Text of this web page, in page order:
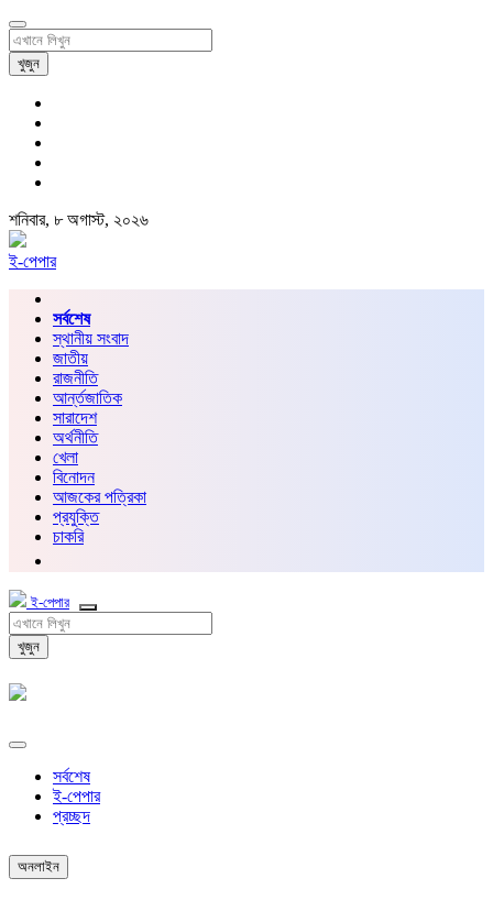
খুজুন
শনিবার, ৮ অগাস্ট, ২০২৬
ই-পেপার
সর্বশেষ
স্থানীয় সংবাদ
জাতীয়
রাজনীতি
আর্ন্তজাতিক
সারাদেশ
অর্থনীতি
খেলা
বিনোদন
আজকের পত্রিকা
প্রযুক্তি
চাকরি
ই-পেপার
খুজুন
সর্বশেষ
ই-পেপার
প্রচ্ছদ
অনলাইন